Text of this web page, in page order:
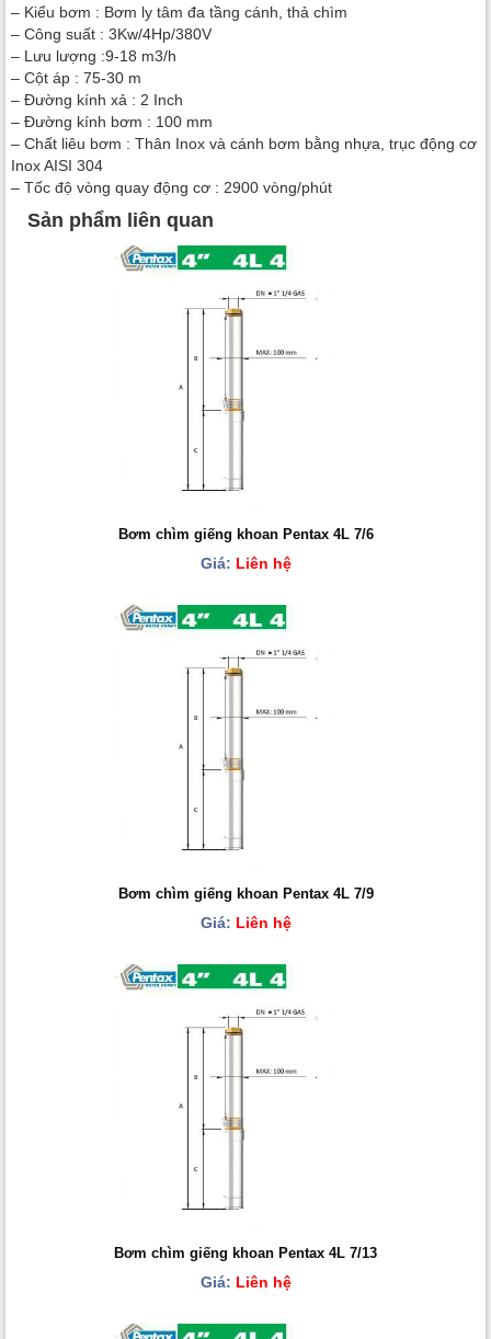
– Kiểu bơm : Bơm ly tâm đa tầng cánh, thả chìm
– Công suất : 3Kw/4Hp/380V
– Lưu lượng :9-18 m3/h
– Cột áp : 75-30 m
– Đường kính xả : 2 Inch
– Đường kính bơm : 100 mm
– Chất liêu bơm : Thân Inox và cánh bơm bằng nhựa, trục động cơ
Inox AISI 304
– Tốc độ vòng quay động cơ : 2900 vòng/phút
Sản phẩm liên quan
Bơm chìm giếng khoan Pentax 4L 7/6
Giá: Liên hệ
Bơm chìm giếng khoan Pentax 4L 7/9
Giá: Liên hệ
Bơm chìm giếng khoan Pentax 4L 7/13
Giá: Liên hệ